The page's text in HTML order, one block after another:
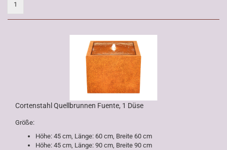
1
Cortenstahl Quellbrunnen Fuente, 1 Düse
Größe:
Höhe: 45 cm, Länge: 60 cm, Breite 60 cm
Höhe: 45 cm, Länge: 90 cm, Breite 90 cm